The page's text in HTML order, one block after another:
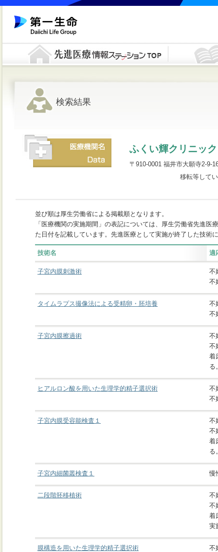
検索結果
ふくい輝クリニック
〒910-0001 福井市大願寺2-9-
移転等して
並び順は厚生労働省による掲載順となります。
「医療機関の実施期間」の表記については、厚生労働省先進
た日付を記載しています。先進医療として実施が終了した技術
技術名 適
子宮内膜刺激術
不
不
タイムラプス撮像法による受精卵・胚培養
不
不
子宮内膜擦過術
不
不
着
る
ヒアルロン酸を用いた生理学的精子選択術
不
不
子宮内膜受容能検査１
不
不
着
る
子宮内細菌叢検査１ 慢
二段階胚移植術
不
不
着
実
膜構造を用いた生理学的精子選択術
不